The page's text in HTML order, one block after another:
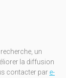
un
la diffusion
contacter par e-